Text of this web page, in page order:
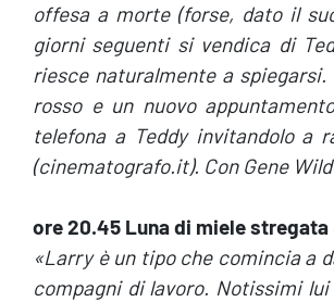
offesa a morte (forse, dato il
giorni seguenti si vendica di
riesce naturalmente a
rosso e un nuovo
telefona a Teddy invitandolo a
(cinematografo.it). Con Gene
ore 20.45 Luna di miele stregata
«Larry è un tipo che comincia a
compagni di lavoro. Notissimi